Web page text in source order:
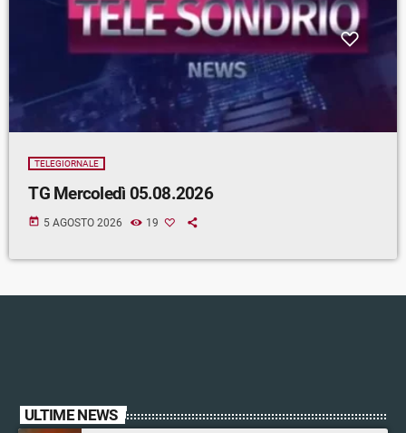
TELEGIORNALE
TG Mercoledì 05.08.2026
today 5 AGOSTO 2026 19
ULTIME NEWS